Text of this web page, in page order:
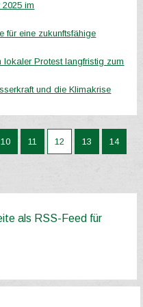
im
für eine zukunftsfähige
lokaler Protest langfristig zum
und die Klimakrise
10 11 12 13 14
als RSS-Feed für